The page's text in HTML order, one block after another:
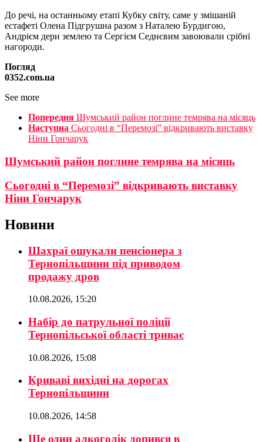
До речі, на останньому етапі Кубку світу, саме у змішаній
естафеті Олена Підгрушна разом з Наталею Бурдигою,
Андрієм дери землею та Сергієм Седнєвим завоювали срібні
нагороди.
Погляд
0352.com.ua
See more
Попередня Шумський район поглине темрява на місяць
Наступна Сьогодні в “Перемозі” відкривають виставку
Ніни Гончарук
Шумський район поглине темрява на місяць
Сьогодні в “Перемозі” відкривають виставку
Ніни Гончарук
Новини
Шахраї ошукали пенсіонера з
Тернопільщини під приводом
продажу дров
10.08.2026, 15:20
Набір до патрульної поліції
Тернопільської області триває
10.08.2026, 15:08
Криваві вихідні на дорогах
Тернопільщини
10.08.2026, 14:58
Ще один алкоголік допився в